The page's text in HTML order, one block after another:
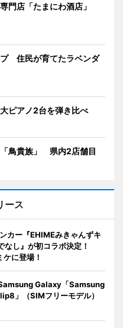
門店「たまにわ酒店」
住民が育てたラベンダ
ピアノ2台を弾き比べ
鳥貴族」 県内2店舗目
ース
カー『EHIMEみきゃんずキ
し』が初コラボ決定！
に登場！
Galaxy「Samsung
」（SIMフリーモデル）